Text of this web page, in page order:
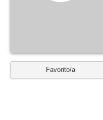
Favorito/a